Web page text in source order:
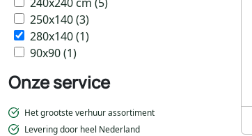
250x140(3)
280x140(1)
90x90(1)
Onze service
Het grootste verhuur assortiment
Levering door heel Nederland